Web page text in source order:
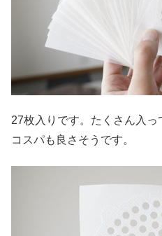
27枚入りです。たくさん入っ
コスパも良さそうです。